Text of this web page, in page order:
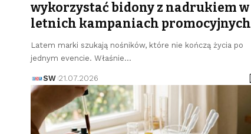
wykorzystać bidony z nadrukiem w
letnich kampaniach promocyjnych
Latem marki szukają nośników, które nie kończą życia po
jednym evencie. Właśnie…
SW 21.07.2026